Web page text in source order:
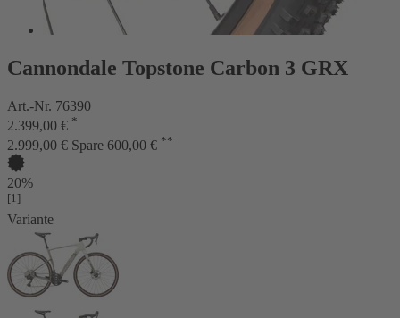
Cannondale Topstone Carbon 3 GRX
Art.-Nr. 76390
2.399,00 € *
2.999,00 € Spare 600,00 € **
20%
[1]
Variante